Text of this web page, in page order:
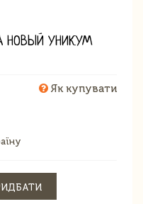
НОВЫЙ УНИКУМ
Як купувати